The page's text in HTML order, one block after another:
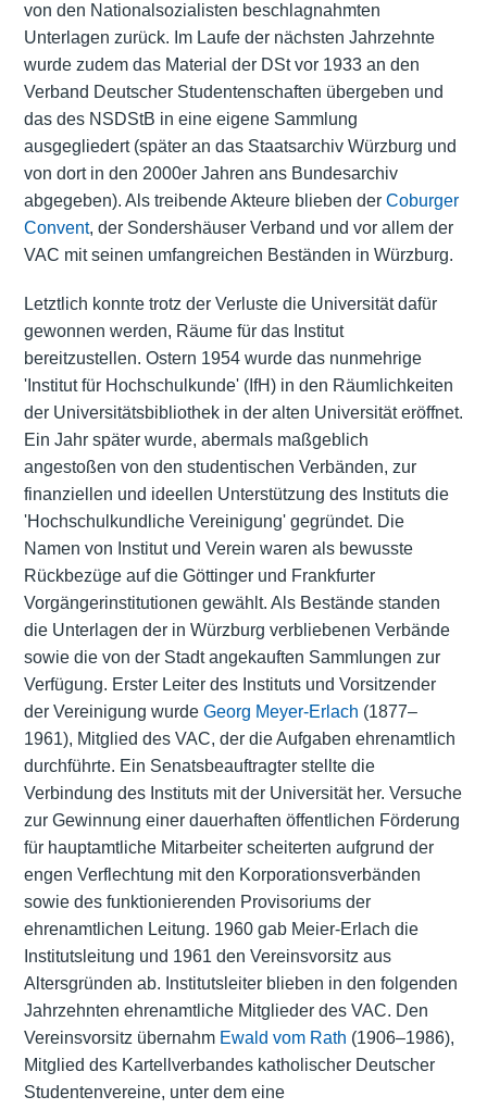
von den Nationalsozialisten beschlagnahmten
Unterlagen zurück. Im Laufe der nächsten Jahrzehnte
wurde zudem das Material der DSt vor 1933 an den
Verband Deutscher Studentenschaften übergeben und
das des NSDStB in eine eigene Sammlung
ausgegliedert (später an das Staatsarchiv Würzburg und
von dort in den 2000er Jahren ans Bundesarchiv
abgegeben). Als treibende Akteure blieben der Coburger
Convent, der Sondershäuser Verband und vor allem der
VAC mit seinen umfangreichen Beständen in Würzburg.
Letztlich konnte trotz der Verluste die Universität dafür
gewonnen werden, Räume für das Institut
bereitzustellen. Ostern 1954 wurde das nunmehrige
'Institut für Hochschulkunde' (IfH) in den Räumlichkeiten
der Universitätsbibliothek in der alten Universität eröffnet.
Ein Jahr später wurde, abermals maßgeblich
angestoßen von den studentischen Verbänden, zur
finanziellen und ideellen Unterstützung des Instituts die
'Hochschulkundliche Vereinigung' gegründet. Die
Namen von Institut und Verein waren als bewusste
Rückbezüge auf die Göttinger und Frankfurter
Vorgängerinstitutionen gewählt. Als Bestände standen
die Unterlagen der in Würzburg verbliebenen Verbände
sowie die von der Stadt angekauften Sammlungen zur
Verfügung. Erster Leiter des Instituts und Vorsitzender
der Vereinigung wurde Georg Meyer-Erlach (1877–
1961), Mitglied des VAC, der die Aufgaben ehrenamtlich
durchführte. Ein Senatsbeauftragter stellte die
Verbindung des Instituts mit der Universität her. Versuche
zur Gewinnung einer dauerhaften öffentlichen Förderung
für hauptamtliche Mitarbeiter scheiterten aufgrund der
engen Verflechtung mit den Korporationsverbänden
sowie des funktionierenden Provisoriums der
ehrenamtlichen Leitung. 1960 gab Meier-Erlach die
Institutsleitung und 1961 den Vereinsvorsitz aus
Altersgründen ab. Institutsleiter blieben in den folgenden
Jahrzehnten ehrenamtliche Mitglieder des VAC. Den
Vereinsvorsitz übernahm Ewald vom Rath (1906–1986),
Mitglied des Kartellverbandes katholischer Deutscher
Studentenvereine, unter dem eine